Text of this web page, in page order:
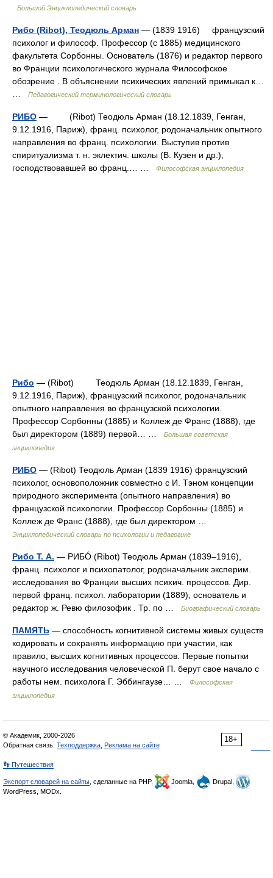
Большой Энциклопедический словарь
Рибо (Ribot), Теодюль Арман — (1839 1916) французский
психолог и философ. Профессор (с 1885) медицинского
факультета Сорбонны. Основатель (1876) и редактор первого
во Франции психологического журнала Философское
обозрение . В объяснении психических явлений примыкал к…
Педагогический терминологический словарь
РИБО — (Ribot) Теодюль Арман (18.12.1839, Генган,
9.12.1916, Париж), франц. психолог, родоначальник опытного
направления во франц. психологии. Выступив против
спиритуализма т. н. эклектич. школы (В. Кузен и др.),
господствовавшей во франц.… …
Философская энциклопедия
Рибо — (Ribot) Теодюль Арман (18.12.1839, Генган,
9.12.1916, Париж), французский психолог, родоначальник
опытного направления во французской психологии.
Профессор Сорбонны (1885) и Коллеж де Франс (1888), где
был директором (1889) первой… …
Большая советская
энциклопедия
РИБО — (Ribot) Теодюль Арман (1839 1916) французский
психолог, основоположник совместно с И. Тэном концепции
природного эксперимента (опытного направления) во
французской психологии. Профессор Сорбонны (1885) и
Коллеж де Франс (1888), где был директором …
Энциклопедический словарь по психологии и педагогике
Рибо Т. А. — РИБÓ (Ribot) Теодюль Арман (1839–1916),
франц. психолог и психопатолог, родоначальник эксперим.
исследования во Франции высших психич. процессов. Дир.
первой франц. психол. лаборатории (1889), основатель и
редактор ж. Ревю филозофик . Тр. по …
Биографический словарь
ПАМЯТЬ — способность когнитивной системы живых существ
кодировать и сохранять информацию при участии, как
правило, высших когнитивных процессов. Первые попытки
научного исследования человеческой П. берут свое начало с
работы нем. психолога Г. Эббингаузе… …
Философская
энциклопедия
18+
© Академик, 2000-2026
Обратная связь: Техподдержка Реклама на сайте
👣 Путешествия
Экспорт словарей на сайты , сделанные на PHP, Joomla,
Drupal,
WordPress, MODx.